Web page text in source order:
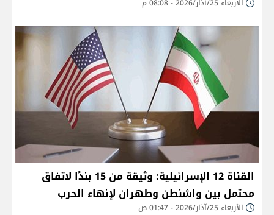
الأربعاء 25/آذار/2026 - 08:08 م
القناة 12 الإسرائيلية: وثيقة من 15 بندًا لاتفاق
محتمل بين واشنطن وطهران لإنهاء الحرب
الأربعاء 25/آذار/2026 - 01:47 ص